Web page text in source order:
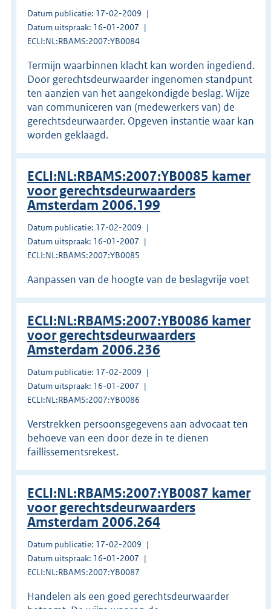
Datum publicatie: 17-02-2009
Datum uitspraak: 16-01-2007
ECLI:NL:RBAMS:2007:YB0084
Termijn waarbinnen klacht kan worden ingediend.
Door gerechtsdeurwaarder ingenomen standpunt
ten aanzien van het aangekondigde beslag. Wijze
van communiceren van (medewerkers van) de
gerechtsdeurwaarder. Opgeven instantie waar kan
worden geklaagd.
ECLI:NL:RBAMS:2007:YB0085 kamer
voor gerechtsdeurwaarders
Amsterdam 2006.199
Datum publicatie: 17-02-2009
Datum uitspraak: 16-01-2007
ECLI:NL:RBAMS:2007:YB0085
Aanpassen van de hoogte van de beslagvrije voet
ECLI:NL:RBAMS:2007:YB0086 kamer
voor gerechtsdeurwaarders
Amsterdam 2006.236
Datum publicatie: 17-02-2009
Datum uitspraak: 16-01-2007
ECLI:NL:RBAMS:2007:YB0086
Verstrekken persoonsgegevens aan advocaat ten
behoeve van een door deze in te dienen
faillissementsrekest.
ECLI:NL:RBAMS:2007:YB0087 kamer
voor gerechtsdeurwaarders
Amsterdam 2006.264
Datum publicatie: 17-02-2009
Datum uitspraak: 16-01-2007
ECLI:NL:RBAMS:2007:YB0087
Handelen als een goed gerechtsdeurwaarder